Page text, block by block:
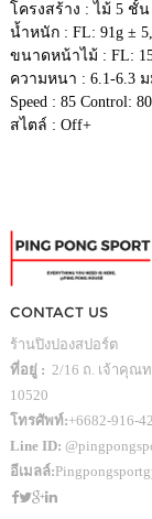
โครงสร้าง : ไม้ 5 ชั้
น้ำหนัก : FL: 91g ±
ขนาดหน้าไม้ : FL:
ความหนา : 6.1-6.3
Speed : 85 Control: 80
สไตล์ : Off+
CONTACT US
ร้านปิงปองสปอร์ต
ที่อยู่ : 2/16 ถ. เจ้าคุณ
10520
โทรศัพท์:+6682-916-
Line ID:
อีเมลล์: